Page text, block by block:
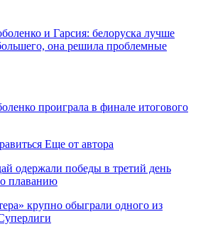
и Гарсия: белоруска лучше
она решила проблемные
проиграла в финале итогового
Еще от автора
одержали победы в третий день
плаванию
крупно обыграли одного из